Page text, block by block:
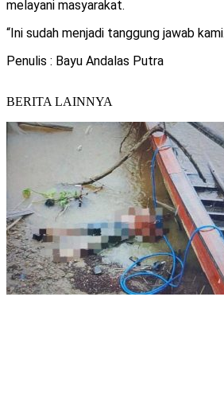
melayani masyarakat.
“Ini sudah menjadi tanggung jawab
Penulis : Bayu Andalas Putra
BERITA LAINNYA